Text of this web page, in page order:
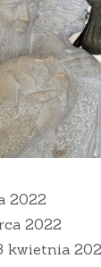
2022
2022
kwietnia